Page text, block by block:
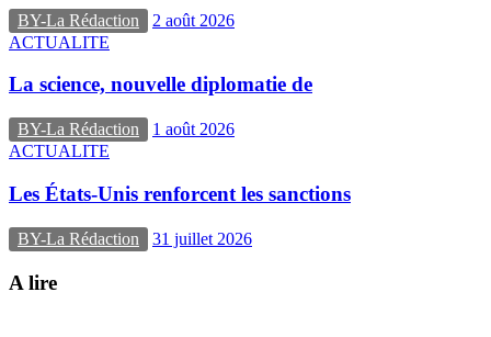
BY-La Rédaction
2 août 2026
ACTUALITE
La science, nouvelle diplomatie de
BY-La Rédaction
1 août 2026
ACTUALITE
Les États-Unis renforcent les sanctions
BY-La Rédaction 31 juillet 2026
A lire